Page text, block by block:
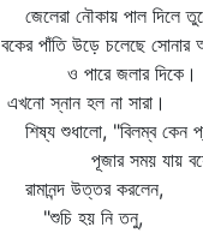
নৌকায় পাল দিলে
পাঁতি উড়ে চলেছে সোনার
পারে জলার দিকে।
স্নান হল না সারা।
শুধালো, "বিলম্ব কেন
সময় যায়
উত্তর করলেন,
হয় নি তনু,